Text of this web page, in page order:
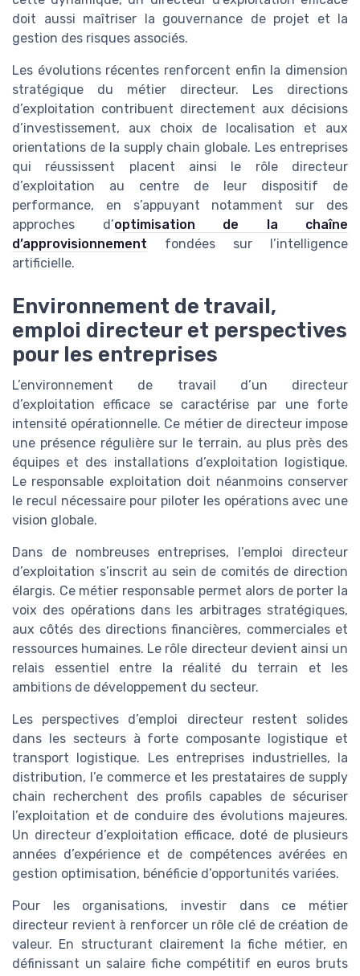
doit aussi maîtriser la gouvernance de projet et la
gestion des risques associés.
Les évolutions récentes renforcent enfin la dimension
stratégique du métier directeur. Les directions
d’exploitation contribuent directement aux décisions
d’investissement, aux choix de localisation et aux
orientations de la supply chain globale. Les entreprises
qui réussissent placent ainsi le rôle directeur
d’exploitation au centre de leur dispositif de
performance, en s’appuyant notamment sur des
approches d’optimisation de la chaîne
d’approvisionnement fondées sur l’intelligence
artificielle.
Environnement de travail,
emploi directeur et perspectives
pour les entreprises
L’environnement de travail d’un directeur
d’exploitation efficace se caractérise par une forte
intensité opérationnelle. Ce métier de directeur impose
une présence régulière sur le terrain, au plus près des
équipes et des installations d’exploitation logistique.
Le responsable exploitation doit néanmoins conserver
le recul nécessaire pour piloter les opérations avec une
vision globale.
Dans de nombreuses entreprises, l’emploi directeur
d’exploitation s’inscrit au sein de comités de direction
élargis. Ce métier responsable permet alors de porter la
voix des opérations dans les arbitrages stratégiques,
aux côtés des directions financières, commerciales et
ressources humaines. Le rôle directeur devient ainsi un
relais essentiel entre la réalité du terrain et les
ambitions de développement du secteur.
Les perspectives d’emploi directeur restent solides
dans les secteurs à forte composante logistique et
transport logistique. Les entreprises industrielles, la
distribution, l’e commerce et les prestataires de supply
chain recherchent des profils capables de sécuriser
l’exploitation et de conduire des évolutions majeures.
Un directeur d’exploitation efficace, doté de plusieurs
années d’expérience et de compétences avérées en
gestion optimisation, bénéficie d’opportunités variées.
Pour les organisations, investir dans ce métier
directeur revient à renforcer un rôle clé de création de
valeur. En structurant clairement la fiche métier, en
définissant un salaire fiche compétitif en euros bruts